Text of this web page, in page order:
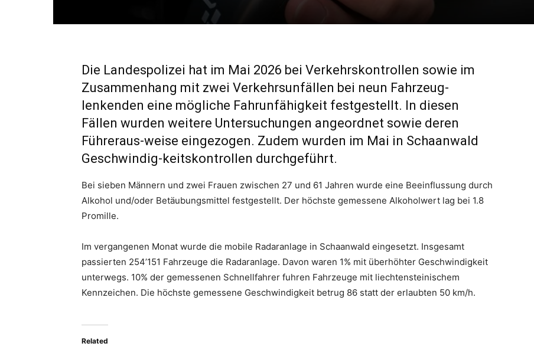
Die Landespolizei hat im Mai 2026 bei Verkehrskontrollen sowie im
Zusammenhang mit zwei Verkehrsunfällen bei neun Fahrzeug-
lenkenden eine mögliche Fahrunfähigkeit festgestellt. In diesen
Fällen wurden weitere Untersuchungen angeordnet sowie deren
Führeraus-weise eingezogen. Zudem wurden im Mai in Schaanwald
Geschwindig-keitskontrollen durchgeführt.
Bei sieben Männern und zwei Frauen zwischen 27 und 61 Jahren wurde eine Beeinflussung durch
Alkohol und/oder Betäubungsmittel festgestellt. Der höchste gemessene Alkoholwert lag bei 1.8
Promille.
Im vergangenen Monat wurde die mobile Radaranlage in Schaanwald eingesetzt. Insgesamt
passierten 254’151 Fahrzeuge die Radaranlage. Davon waren 1% mit überhöhter Geschwindigkeit
unterwegs. 10% der gemessenen Schnellfahrer fuhren Fahrzeuge mit liechtensteinischem
Kennzeichen. Die höchste gemessene Geschwindigkeit betrug 86 statt der erlaubten 50 km/h.
Related